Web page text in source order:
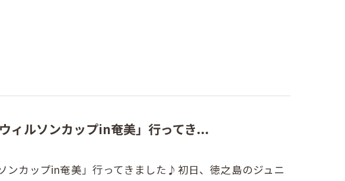
ィルソンカップin奄美」行ってき...
ンカップin奄美」行ってきました♪初日、徳之島のジュニ